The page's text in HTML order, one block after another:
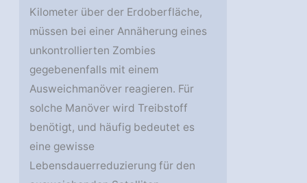
Kilometer über der Erdoberfläche,
müssen bei einer Annäherung eines
unkontrollierten Zombies
gegebenenfalls mit einem
Ausweichmanöver reagieren. Für
solche Manöver wird Treibstoff
benötigt, und häufig bedeutet es
eine gewisse
Lebensdauerreduzierung für den